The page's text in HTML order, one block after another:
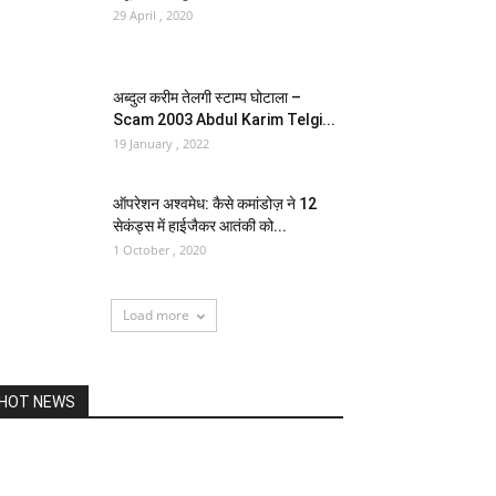
29 April , 2020
अब्दुल करीम तेलगी स्टाम्प घोटाला –
Scam 2003 Abdul Karim Telgi...
19 January , 2022
ऑपरेशन अश्वमेध: कैसे कमांडोज़ ने 12
सेकंड्स में हाईजैकर आतंकी को...
1 October , 2020
Load more
NEWS